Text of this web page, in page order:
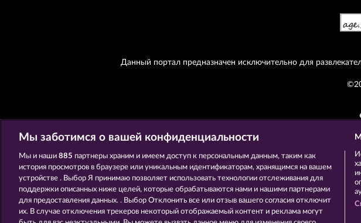
Данный портал предназначен исключительно для
Мы заботимся о вашей конфиденциальности
Мы и наши 885 партнеры храним и имеем доступ к персональным данным, таким как
история просмотров в браузере или уникальным идентификаторам, хранящимся на вашем
устройстве . Выбор Я принимаю позволяет использовать технологии отслеживания для
поддержки описанных ниже целей, которые обрабатываются нами и нашими партнерами
для предоставления данных. . Выбор Отклонить все или отзыв вашего согласия отключит
их. В случае отключения трекеров некоторый отображаемый контент и реклама могут